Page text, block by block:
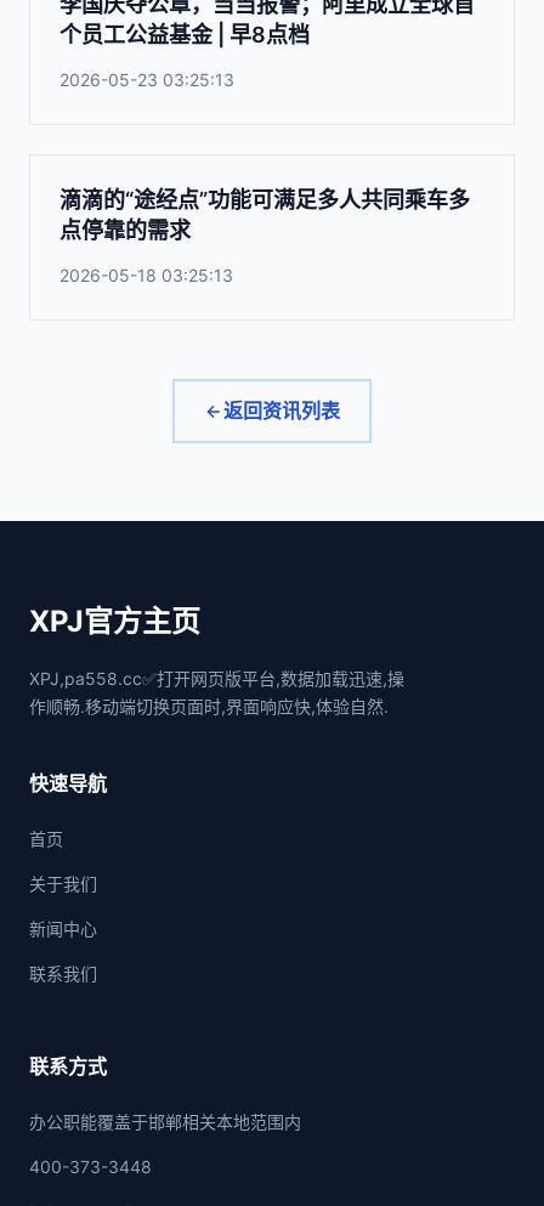
个员工公益基金 | 早8点档
2026-05-23 03:25:13
滴滴的“途经点”功能可满足多人共同乘车多
点停靠的需求
2026-05-18 03:25:13
返回资讯列表
XPJ官方主页
XPJ,pa558.cc✅打开网页版平台,数据加载迅速,操
作顺畅.移动端切换页面时,界面响应快,体验自然.
快速导航
首页
关于我们
新闻中心
联系我们
联系方式
办公职能覆盖于邯郸相关本地范围内
400-373-3448